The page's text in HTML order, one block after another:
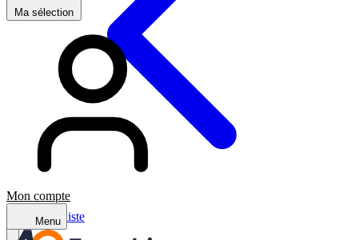
Ma sélection
Mon compte
Menu
Retour à la liste